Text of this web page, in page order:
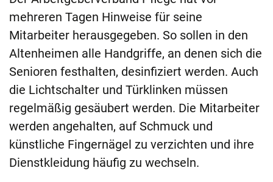
mehreren Tagen Hinweise für seine
Mitarbeiter herausgegeben. So sollen in den
Altenheimen alle Handgriffe, an denen sich die
Senioren festhalten, desinfiziert werden. Auch
die Lichtschalter und Türklinken müssen
regelmäßig gesäubert werden. Die Mitarbeiter
werden angehalten, auf Schmuck und
künstliche Fingernägel zu verzichten und ihre
Dienstkleidung häufig zu wechseln.